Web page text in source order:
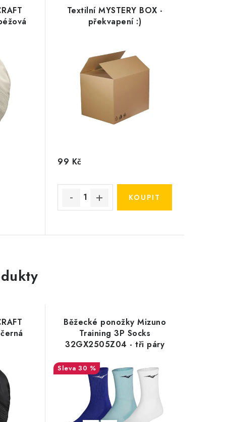
Textilní MYSTERY BOX -
překvapení :)
99 Kč
Běžecké ponožky Mizuno
Training 3P Socks
32GX2505Z04 - tři páry
30 %